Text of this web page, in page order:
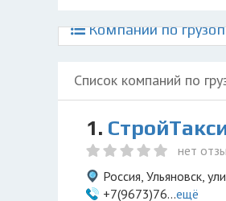
Компании по
Список компаний по
1.
нет
Россия, Ульяновск,
+7(9673)76...ещё